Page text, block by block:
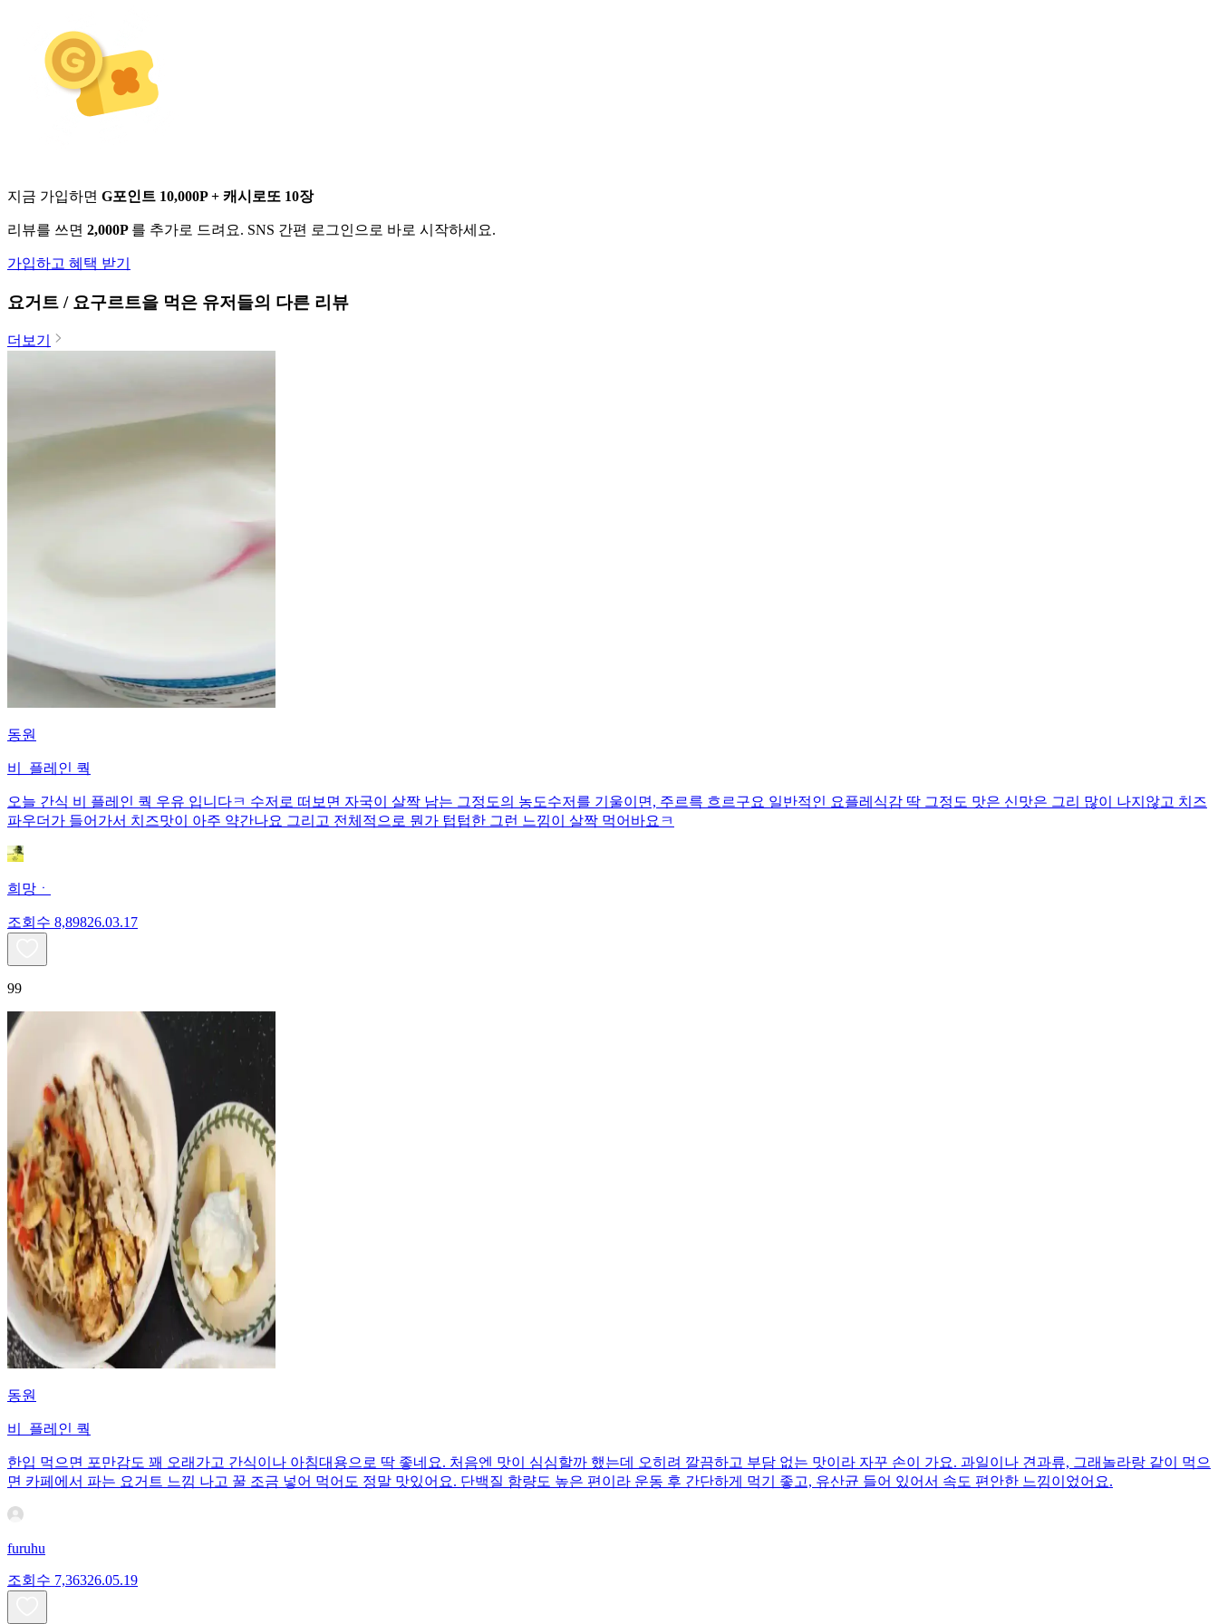
지금 가입하면 G포인트 10,000P + 캐시로또 10장
리뷰를 쓰면 2,000P 를 추가로 드려요. SNS 간편 로그인으로 바로 시작하세요.
가입하고 혜택 받기
요거트 / 요구르트을 먹은 유저들의 다른 리뷰
더보기
동원
비_플레인 쿽
오늘 간식 비 플레인 쿽 우유 입니다ㅋ 수저로 떠보면 자국이 살짝 남는 그정도의 농도수저를 기울이면, 주르륵 흐르구요 일반적인 요플레식감 딱 그정도 맛은 신맛은 그리 많이 나지않고 치즈
파우더가 들어가서 치즈맛이 아주 약간나요 그리고 전체적으로 뭔가 텁텁한 그런 느낌이 살짝 먹어바요ㅋ
희망ㆍ
조회수 8,89826.03.17
99
동원
비_플레인 쿽
한입 먹으면 포만감도 꽤 오래가고 간식이나 아침대용으로 딱 좋네요. 처음엔 맛이 심심할까 했는데 오히려 깔끔하고 부담 없는 맛이라 자꾸 손이 가요. 과일이나 견과류, 그래놀라랑 같이 먹으
면 카페에서 파는 요거트 느낌 나고 꿀 조금 넣어 먹어도 정말 맛있어요. 단백질 함량도 높은 편이라 운동 후 간단하게 먹기 좋고, 유산균 들어 있어서 속도 편안한 느낌이었어요.
furuhu
조회수 7,36326.05.19